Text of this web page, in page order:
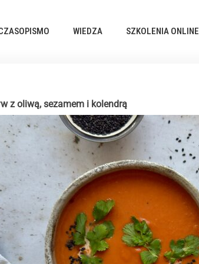
WIEDZA SZKOLENIA ONLINE
z oliwą, sezamem i kolendrą